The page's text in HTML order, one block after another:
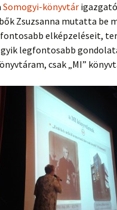
Somogyi-könyvtár
Zsuzsanna mutatta be
elképzeléseit,
legfontosabb
csak „MI”